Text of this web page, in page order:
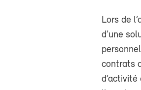
Lors de
d’une
contrats